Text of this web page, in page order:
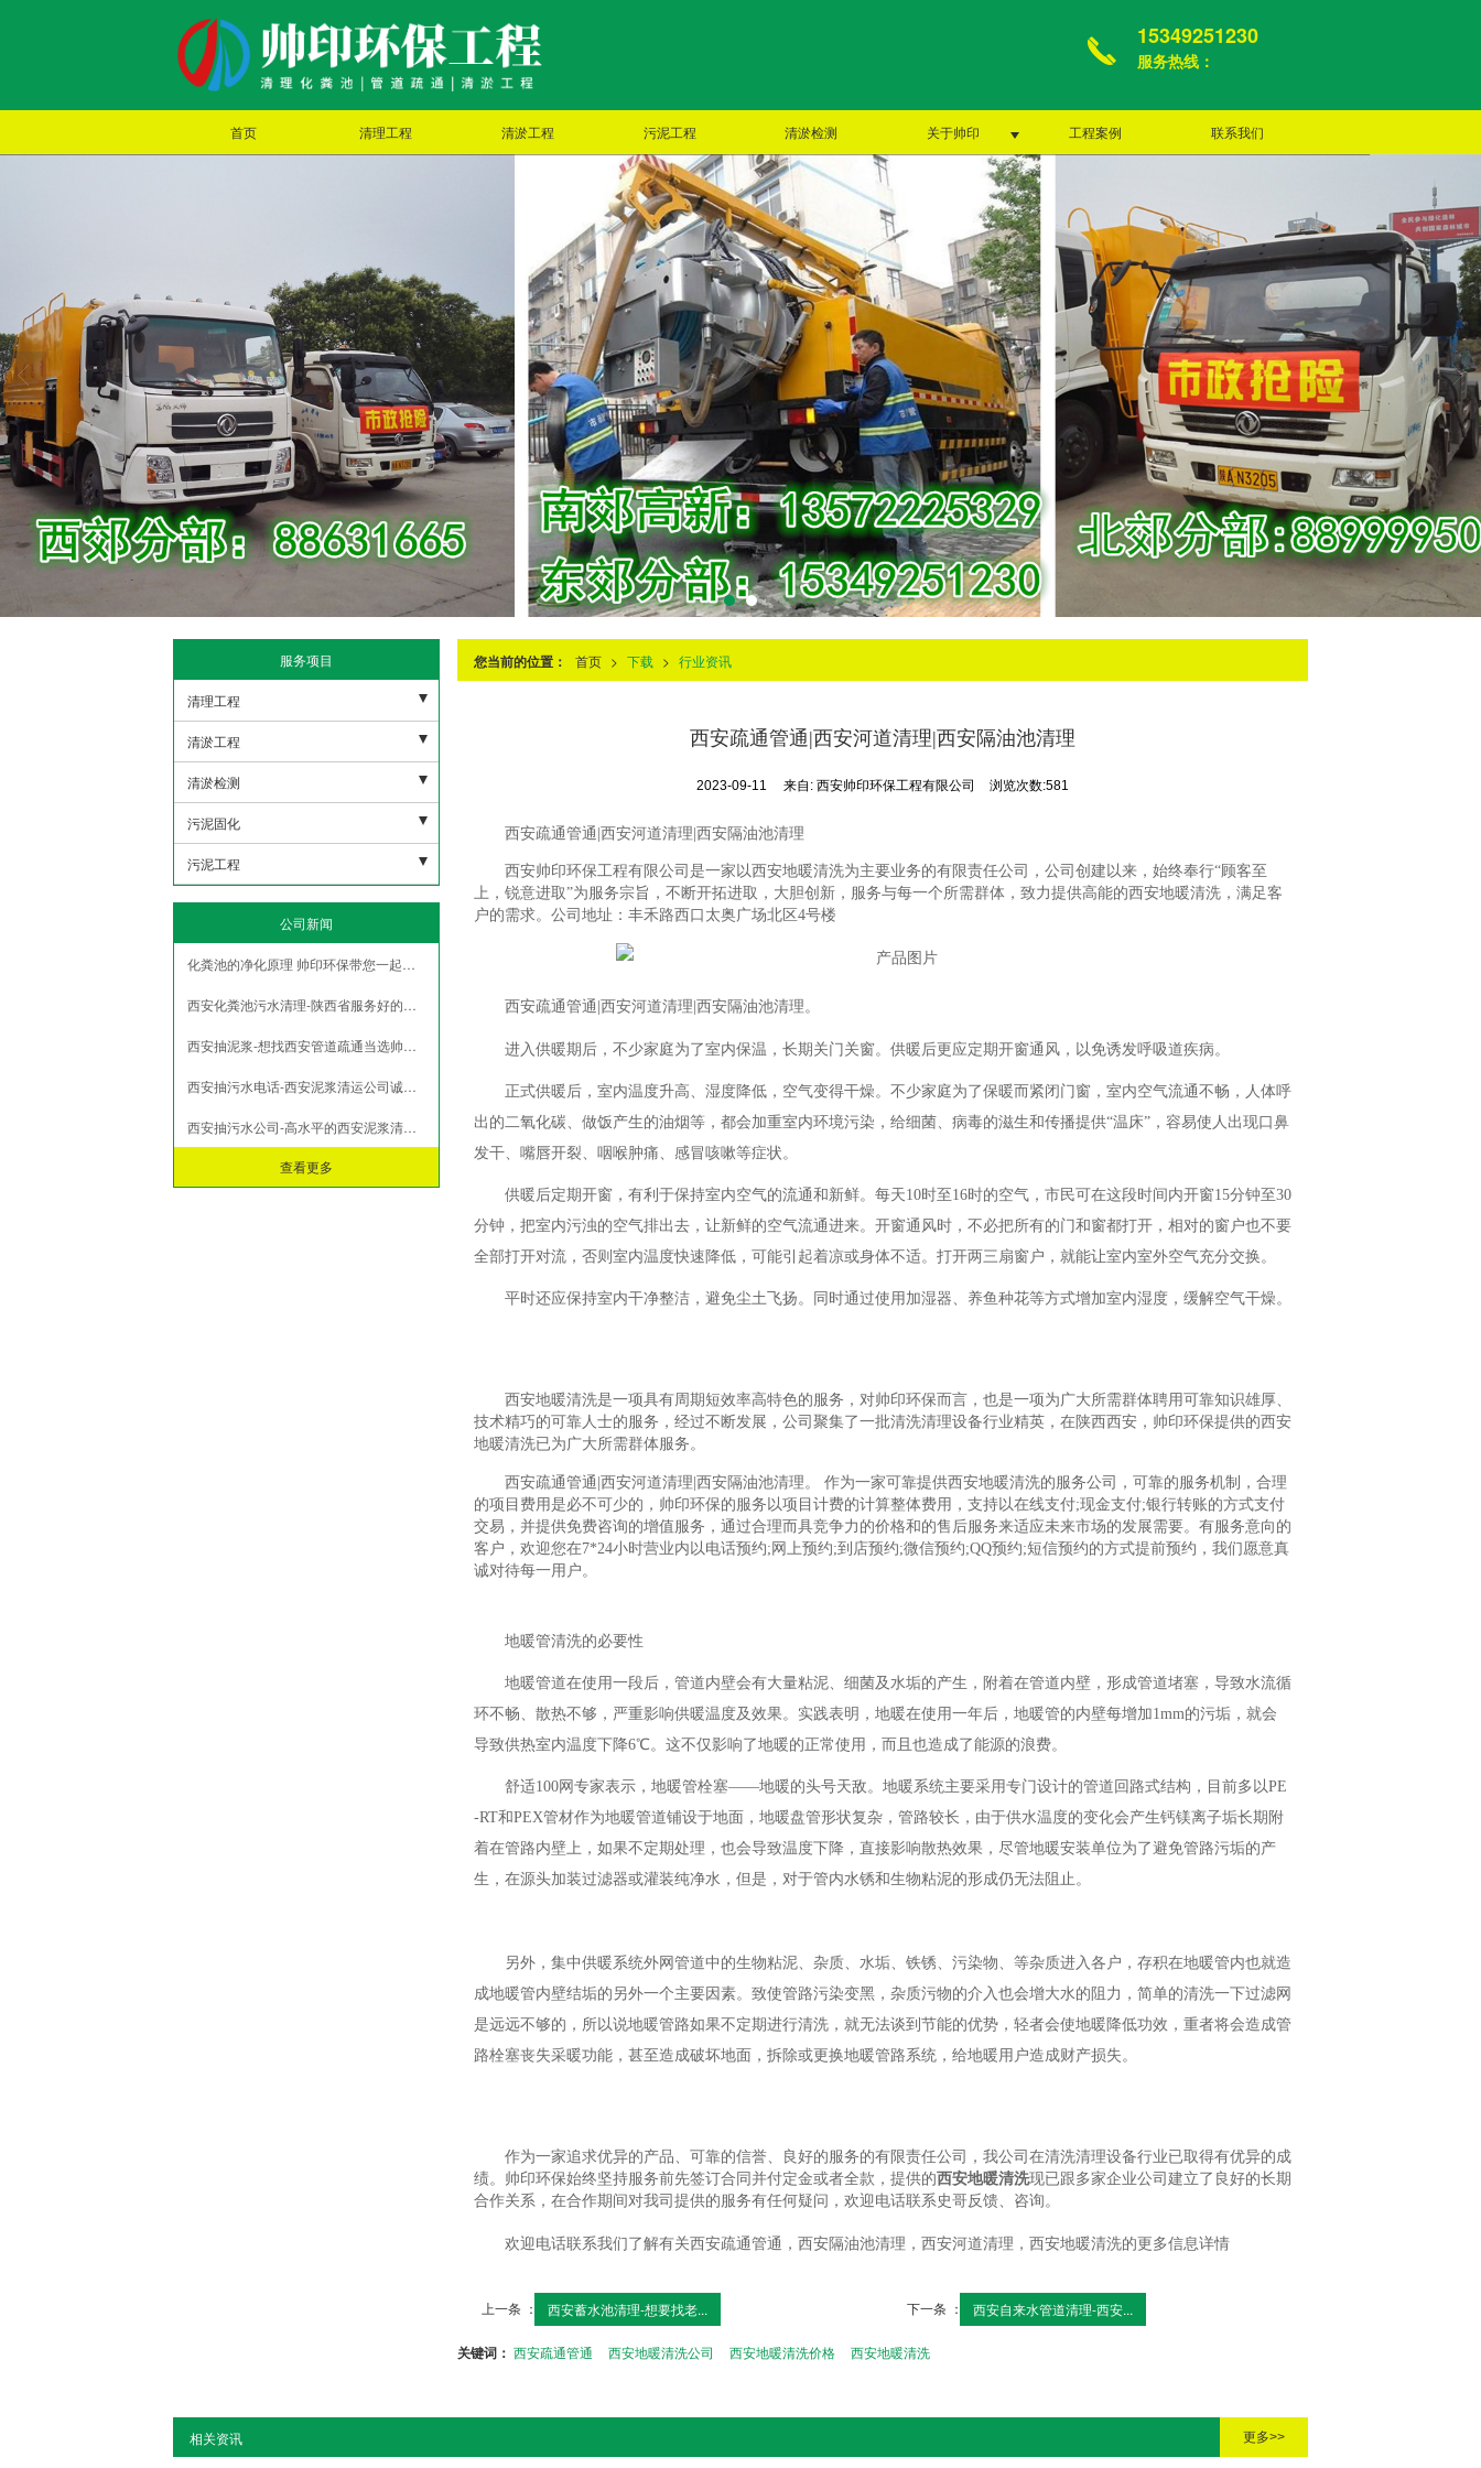
15349251230
服务热线：
首页 清理工程 清淤工程 污泥工程 清淤检测 关于帅印 工程案例 联系我们
您当前的位置： 首页 > 下载 > 行业资讯
西安疏通管通|西安河道清理|西安隔油池清理
2023-09-11 来自: 西安帅印环保工程有限公司 浏览次数:581
西安疏通管通|西安河道清理|西安隔油池清理
西安帅印环保工程有限公司是一家以西安地暖清洗为主要业务的有限责任公司，公司创建以来，始终奉行“顾客至
上，锐意进取”为服务宗旨，不断开拓进取，大胆创新，服务与每一个所需群体，致力提供高能的西安地暖清洗，满足客
户的需求。公司地址：丰禾路西口太奥广场北区4号楼
西安疏通管通|西安河道清理|西安隔油池清理。
进入供暖期后，不少家庭为了室内保温，长期关门关窗。供暖后更应定期开窗通风，以免诱发呼吸道疾病。
正式供暖后，室内温度升高、湿度降低，空气变得干燥。不少家庭为了保暖而紧闭门窗，室内空气流通不畅，人体呼
出的二氧化碳、做饭产生的油烟等，都会加重室内环境污染，给细菌、病毒的滋生和传播提供“温床”，容易使人出现口鼻
发干、嘴唇开裂、咽喉肿痛、感冒咳嗽等症状。
供暖后定期开窗，有利于保持室内空气的流通和新鲜。每天10时至16时的空气，市民可在这段时间内开窗15分钟至30
分钟，把室内污浊的空气排出去，让新鲜的空气流通进来。开窗通风时，不必把所有的门和窗都打开，相对的窗户也不要
全部打开对流，否则室内温度快速降低，可能引起着凉或身体不适。打开两三扇窗户，就能让室内室外空气充分交换。
平时还应保持室内干净整洁，避免尘土飞扬。同时通过使用加湿器、养鱼种花等方式增加室内湿度，缓解空气干燥。
西安地暖清洗是一项具有周期短效率高特色的服务，对帅印环保而言，也是一项为广大所需群体聘用可靠知识雄厚、
技术精巧的可靠人士的服务，经过不断发展，公司聚集了一批清洗清理设备行业精英，在陕西西安，帅印环保提供的西安
地暖清洗已为广大所需群体服务。
西安疏通管通|西安河道清理|西安隔油池清理。 作为一家可靠提供西安地暖清洗的服务公司，可靠的服务机制，合理
的项目费用是必不可少的，帅印环保的服务以项目计费的计算整体费用，支持以在线支付;现金支付;银行转账的方式支付
交易，并提供免费咨询的增值服务，通过合理而具竞争力的价格和的售后服务来适应未来市场的发展需要。有服务意向的
客户，欢迎您在7*24小时营业内以电话预约;网上预约;到店预约;微信预约;QQ预约;短信预约的方式提前预约，我们愿意真
诚对待每一用户。
地暖管清洗的必要性
地暖管道在使用一段后，管道内壁会有大量粘泥、细菌及水垢的产生，附着在管道内壁，形成管道堵塞，导致水流循
环不畅、散热不够，严重影响供暖温度及效果。实践表明，地暖在使用一年后，地暖管的内壁每增加1mm的污垢，就会
导致供热室内温度下降6℃。这不仅影响了地暖的正常使用，而且也造成了能源的浪费。
舒适100网专家表示，地暖管栓塞——地暖的头号天敌。地暖系统主要采用专门设计的管道回路式结构，目前多以PE
-RT和PEX管材作为地暖管道铺设于地面，地暖盘管形状复杂，管路较长，由于供水温度的变化会产生钙镁离子垢长期附
着在管路内壁上，如果不定期处理，也会导致温度下降，直接影响散热效果，尽管地暖安装单位为了避免管路污垢的产
生，在源头加装过滤器或灌装纯净水，但是，对于管内水锈和生物粘泥的形成仍无法阻止。
另外，集中供暖系统外网管道中的生物粘泥、杂质、水垢、铁锈、污染物、等杂质进入各户，存积在地暖管内也就造
成地暖管内壁结垢的另外一个主要因素。致使管路污染变黑，杂质污物的介入也会增大水的阻力，简单的清洗一下过滤网
是远远不够的，所以说地暖管路如果不定期进行清洗，就无法谈到节能的优势，轻者会使地暖降低功效，重者将会造成管
路栓塞丧失采暖功能，甚至造成破坏地面，拆除或更换地暖管路系统，给地暖用户造成财产损失。
作为一家追求优异的产品、可靠的信誉、良好的服务的有限责任公司，我公司在清洗清理设备行业已取得有优异的成
绩。帅印环保始终坚持服务前先签订合同并付定金或者全款，提供的西安地暖清洗现已跟多家企业公司建立了良好的长期
合作关系，在合作期间对我司提供的服务有任何疑问，欢迎电话联系史哥反馈、咨询。
欢迎电话联系我们了解有关西安疏通管通，西安隔油池清理，西安河道清理，西安地暖清洗的更多信息详情
上一条 ： 西安蓄水池清理-想要找老... 下一条 ： 西安自来水管道清理-西安...
关键词： 西安疏通管通 西安地暖清洗公司 西安地暖清洗价格 西安地暖清洗
服务项目
清理工程
污水池清理
下水管道清理
沉淀池清理
隔油地清理
泥浆池清理
清淤工程
河道清淤
雨水清淤
人工湖清淤
市政管道疏通清淤
污水管道疏通清淤
清淤检测
市政潜水打捞
市政管网机器人检测
污泥固化
非开挖修复紫外线光固化
盾构泥浆固化压榨
污水池压榨固化
污水池污泥固化
污泥工程
污泥外运
污泥固华压榨
公司新闻
化粪池的净化原理 帅印环保带您一起了解
西安化粪池污水清理-陕西省服务好的西安管道疏通提供
西安抽泥浆-想找西安管道疏通当选帅印环保
西安抽污水电话-西安泥浆清运公司诚挚推荐
西安抽污水公司-高水平的西安泥浆清运公司
查看更多
相关资讯 更多>>